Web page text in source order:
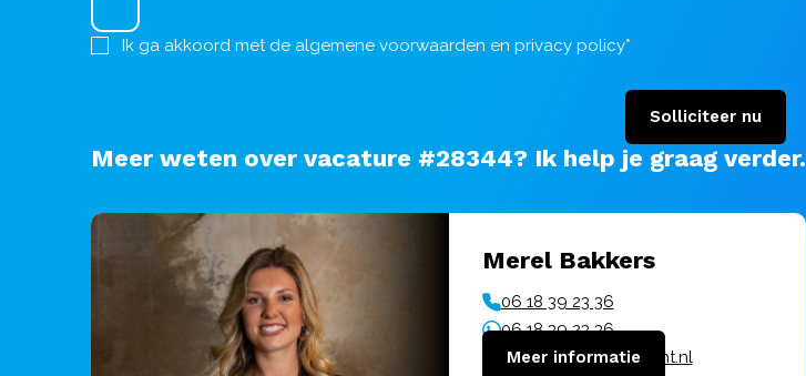
Ik ga akkoord met de algemene voorwaarden en privacy policy*
Solliciteer nu
Meer weten over vacature #28344? Ik help je graag verder.
Merel Bakkers
06 18 39 23 36
06 18 39 23 36
bakkers@vanuitkracht.nl
Meer informatie